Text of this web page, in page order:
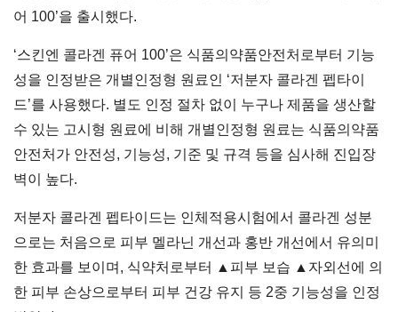
어 100’을 출시했다.
‘스킨엔 콜라겐 퓨어 100’은 식품의약품안전처로부터 기능
성을 인정받은 개별인정형 원료인 ‘저분자 콜라겐 펩타이
드’를 사용했다. 별도 인정 절차 없이 누구나 제품을 생산할
수 있는 고시형 원료에 비해 개별인정형 원료는 식품의약품
안전처가 안전성, 기능성, 기준 및 규격 등을 심사해 진입장
벽이 높다.
저분자 콜라겐 펩타이드는 인체적용시험에서 콜라겐 성분
으로는 처음으로 피부 멜라닌 개선과 홍반 개선에서 유의미
한 효과를 보이며, 식약처로부터 ▲피부 보습 ▲자외선에 의
한 피부 손상으로부터 피부 건강 유지 등 2중 기능성을 인정